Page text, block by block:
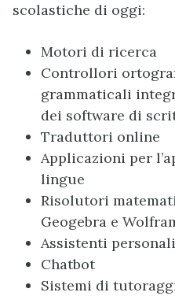
scolastiche di oggi:
Motori di ricerca
Controllori
grammaticali
dei software di
Traduttori online
Applicazioni per
lingue
Risolutori
Geogebra e
Assistenti personali
Chatbot
Sistemi di